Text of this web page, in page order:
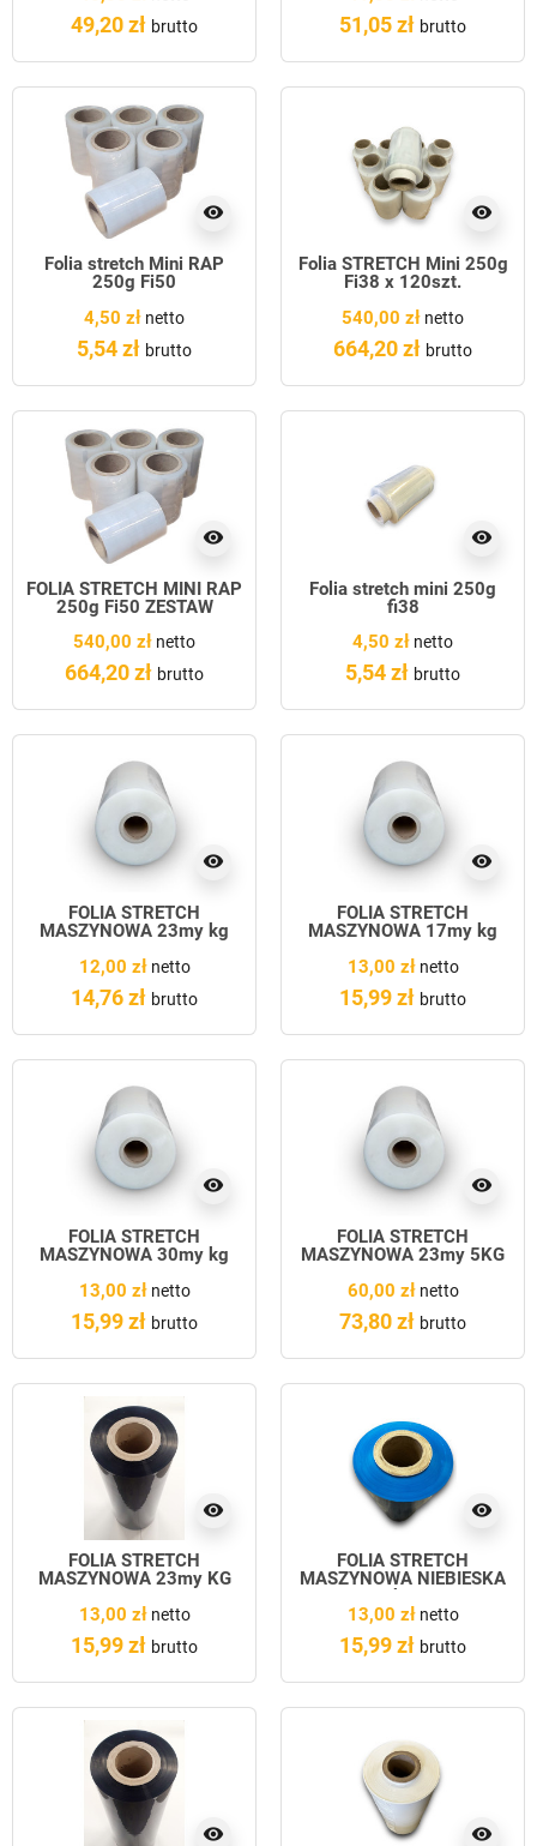
49,20 zł brutto 51,05 zł brutto
visibility
Folia stretch Mini RAP
250g Fi50
4,50 zł netto
5,54 zł brutto
visibility
Folia STRETCH Mini 250g
Fi38 x 120szt.
540,00 zł netto
664,20 zł brutto
visibility
FOLIA STRETCH MINI RAP
250g Fi50 ZESTAW
540,00 zł netto
664,20 zł brutto
visibility
Folia stretch mini 250g
fi38
4,50 zł netto
5,54 zł brutto
visibility
FOLIA STRETCH
MASZYNOWA 23my kg
12,00 złnetto
14,76 zł brutto
visibility
FOLIA STRETCH
MASZYNOWA 17my kg
13,00 złnetto
15,99 zł brutto
visibility
FOLIA STRETCH
MASZYNOWA 30my kg
13,00 złnetto
15,99 zł brutto
visibility
FOLIA STRETCH
MASZYNOWA 23my 5KG
60,00 złnetto
73,80 zł brutto
visibility
FOLIA STRETCH
MASZYNOWA 23my KG
13,00 złnetto
15,99 zł brutto
visibility
FOLIA STRETCH
MASZYNOWA NIEBIESKA
13,00 złnetto
15,99 zł brutto
visibility visibility